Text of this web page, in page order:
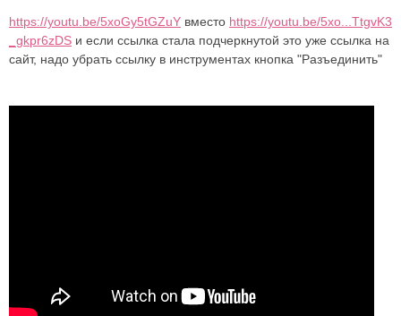
https://youtu.be/5xoGy5tGZuY вместо https://youtu.be/5xo...TtgvK3
_gkpr6zDS и если ссылка стала подчеркнутой это уже ссылка на
сайт, надо убрать ссылку в инструментах кнопка "Разъединить"